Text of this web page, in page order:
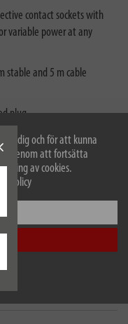
dig och för att kunna
Genom att fortsätta
av cookies.
contact sockets with
variable power at any
stable and 5 m cable
plug